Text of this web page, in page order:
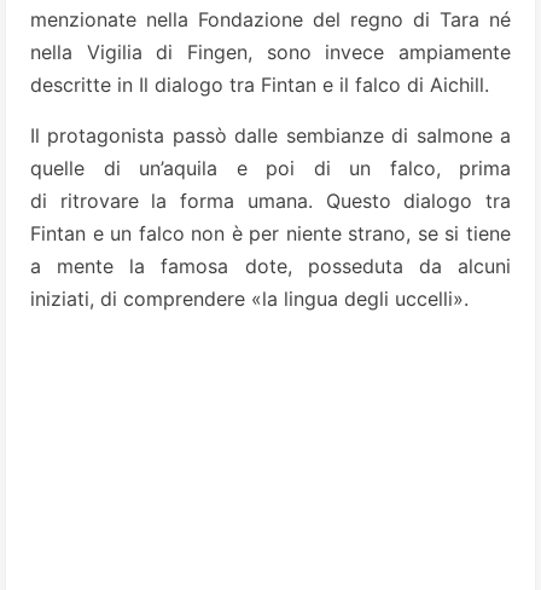
menzionate nella Fondazione del regno di Tara né
nella Vigilia di Fingen, sono invece ampiamente
descritte in Il dialogo tra Fintan e il falco di Aichill.
Il protagonista passò dalle sembianze di salmone a
quelle di un’aquila e poi di un falco, prima
di ritrovare la forma umana. Questo dialogo tra
Fintan e un falco non è per niente strano, se si tiene
a mente la famosa dote, posseduta da alcuni
iniziati, di comprendere «la lingua degli uccelli».